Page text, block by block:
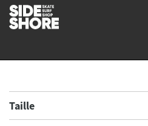
Taille